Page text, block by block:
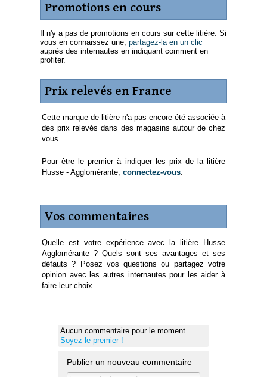
Promotions en cours
Il n'y a pas de promotions en cours sur cette litière. Si
vous en connaissez une, partagez-la en un clic
auprès des internautes en indiquant comment en
profiter.
Prix relevés en France
Cette marque de litière n'a pas encore été associée à
des prix relevés dans des magasins autour de chez
vous.
Pour être le premier à indiquer les prix de la litière
Husse - Agglomérante, connectez-vous.
Vos commentaires
Quelle est votre expérience avec la litière Husse
Agglomérante ? Quels sont ses avantages et ses
défauts ? Posez vos questions ou partagez votre
opinion avec les autres internautes pour les aider à
faire leur choix.
Aucun commentaire pour le moment.
Soyez le premier !
Publier un nouveau commentaire